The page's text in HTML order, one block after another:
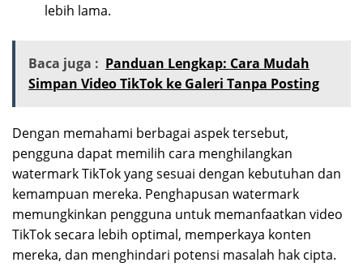
lebih lama.
Baca juga : Panduan Lengkap: Cara Mudah
Simpan Video TikTok ke Galeri Tanpa Posting
Dengan memahami berbagai aspek tersebut,
pengguna dapat memilih cara menghilangkan
watermark TikTok yang sesuai dengan kebutuhan dan
kemampuan mereka. Penghapusan watermark
memungkinkan pengguna untuk memanfaatkan video
TikTok secara lebih optimal, memperkaya konten
mereka, dan menghindari potensi masalah hak cipta.